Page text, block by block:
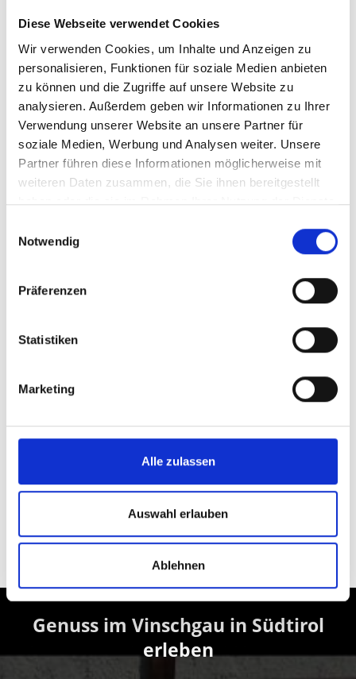
Diese Webseite verwendet Cookies
Wir verwenden Cookies, um Inhalte und Anzeigen zu
personalisieren, Funktionen für soziale Medien anbieten
zu können und die Zugriffe auf unsere Website zu
analysieren. Außerdem geben wir Informationen zu Ihrer
Verwendung unserer Website an unsere Partner für
soziale Medien, Werbung und Analysen weiter. Unsere
Partner führen diese Informationen möglicherweise mit
weiteren Daten zusammen, die Sie ihnen bereitgestellt
haben oder die sie im Rahmen Ihrer Nutzung der Dienste
Notwendig
Präferenzen
Statistiken
Marketing
Alle zulassen
Auswahl erlauben
Ablehnen
WEINGUT CASTEL JUVAL UNTERORTL
info@unterortl.it
zurück zur Übersicht
WAR DER INHALT FÜR SIE HILFREICH?
Genuss im Vinschgau in Südtirol
erleben